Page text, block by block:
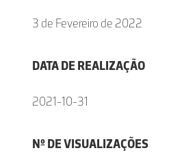
3 de Fevereiro de 2022
DATA DE REALIZAÇÃO
2021-10-31
Nº DE VISUALIZAÇÕES